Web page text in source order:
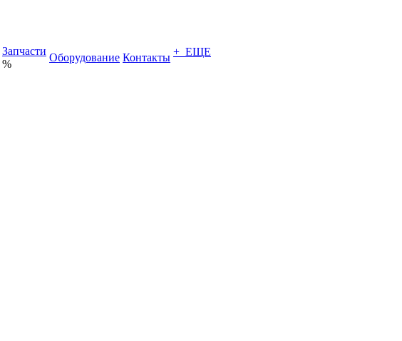
Запчасти
%
Оборудование Контакты + ЕЩЕ